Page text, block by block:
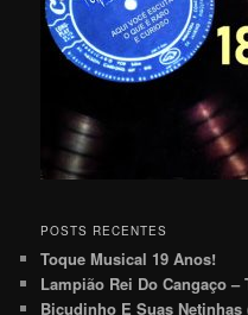
POSTS RECENTES
Toque Musical 19 Anos!
Lampião Rei Do Cangaço –
Bicudinho E Suas Netinhas